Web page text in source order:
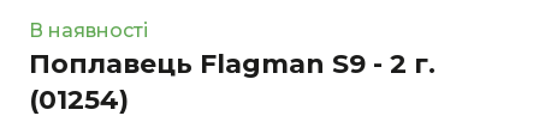
В наявності
Поплавець Flagman S9 - 2 г.
(01254)